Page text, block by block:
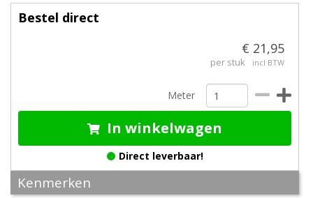
Bestel direct
€ 21,95
per stuk incl BTW
Meter
In winkelwagen
Direct leverbaar!
Kenmerken